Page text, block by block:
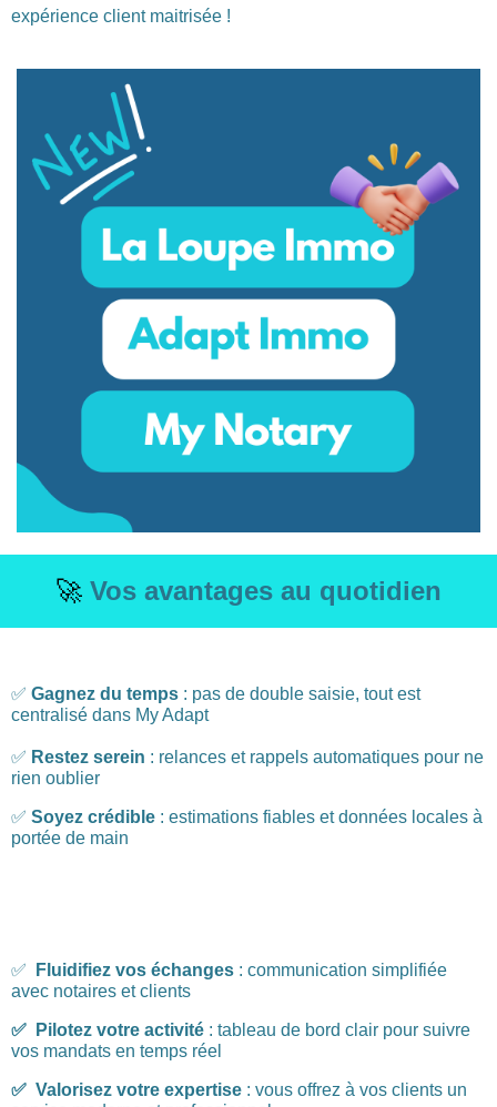
expérience client maitrisée !
🚀 Vos avantages au quotidien
✅ Gagnez du temps : pas de double saisie, tout est
centralisé dans My Adapt
✅ Restez serein : relances et rappels automatiques pour ne
rien oublier
✅ Soyez crédible : estimations fiables et données locales à
portée de main
✅ Fluidifiez vos échanges : communication simplifiée
avec notaires et clients
✅ Pilotez votre activité : tableau de bord clair pour suivre
vos mandats en temps réel
✅ Valorisez votre expertise : vous offrez à vos clients un